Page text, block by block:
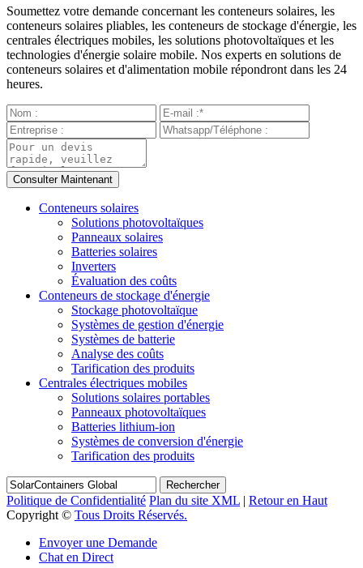
Soumettez votre demande concernant les conteneurs solaires, les
conteneurs solaires pliables, les conteneurs de stockage d'énergie, les
centrales électriques mobiles, les solutions photovoltaïques et les
technologies d'énergie solaire mobile. Nos experts en solutions de
conteneurs solaires et d'alimentation mobile répondront dans les 24
heures.
Conteneurs solaires
Solutions photovoltaïques
Panneaux solaires
Batteries solaires
Inverters
Évaluation des coûts
Conteneurs de stockage d'énergie
Stockage photovoltaïque
Systèmes de gestion d'énergie
Systèmes de batterie
Analyse des coûts
Tarification des produits
Centrales électriques mobiles
Solutions solaires portables
Panneaux photovoltaïques
Batteries lithium-ion
Systèmes de conversion d'énergie
Tarification des produits
Rechercher
Politique de Confidentialité Plan du site XML | Retour en Haut
Copyright © Tous Droits Réservés.
Envoyer une Demande
Chat en Direct